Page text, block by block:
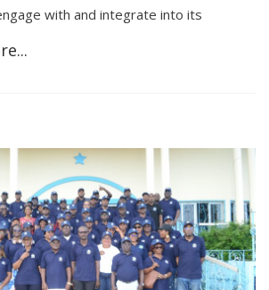
with and integrate into its